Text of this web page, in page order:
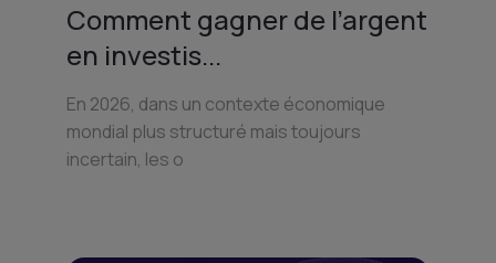
Comment gagner de l’argent
en investis...
En 2026, dans un contexte économique
mondial plus structuré mais toujours
incertain, les o